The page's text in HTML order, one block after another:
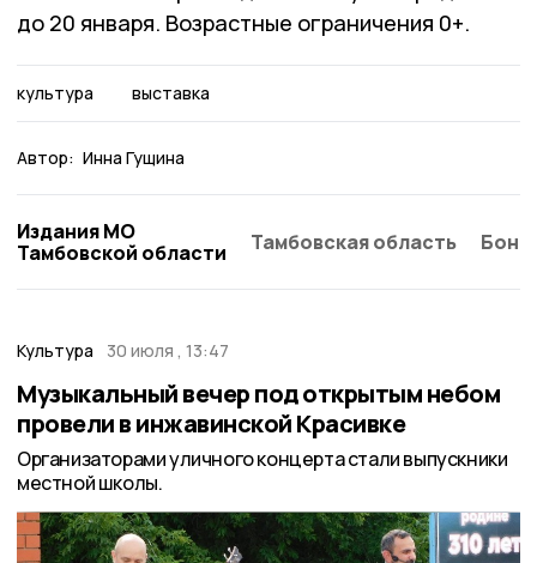
до 20 января. Возрастные ограничения 0+.
культура выставка
Автор: Инна Гущина
Издания МО
Тамбовской области
Тамбовская область
Культура 30 июля , 13:47
Музыкальный вечер под открытым небом
провели в инжавинской Красивке
Организаторами уличного концерта стали выпускники
местной школы.